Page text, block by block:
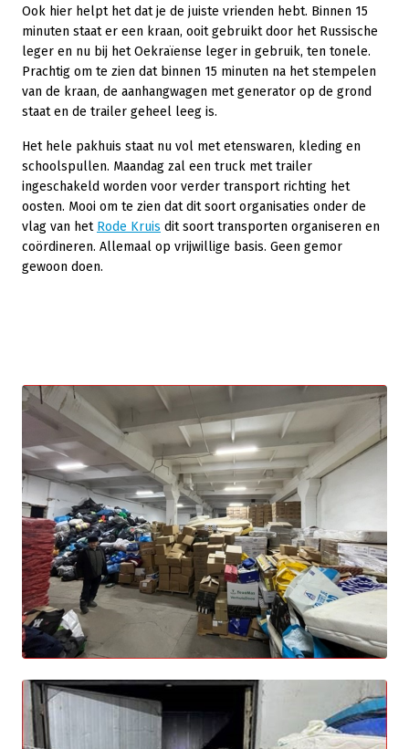
Ook hier helpt het dat je de juiste vrienden hebt. Binnen 15
minuten staat er een kraan, ooit gebruikt door het Russische
leger en nu bij het Oekraïense leger in gebruik, ten tonele.
Prachtig om te zien dat binnen 15 minuten na het stempelen
van de kraan, de aanhangwagen met generator op de grond
staat en de trailer geheel leeg is.
Het hele pakhuis staat nu vol met etenswaren, kleding en
schoolspullen. Maandag zal een truck met trailer
ingeschakeld worden voor verder transport richting het
oosten. Mooi om te zien dat dit soort organisaties onder de
vlag van het Rode Kruis dit soort transporten organiseren en
coördineren. Allemaal op vrijwillige basis. Geen gemor
gewoon doen.